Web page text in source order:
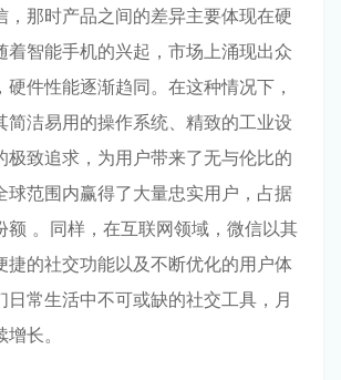
，那时产品之间的差异主要体现在硬
着智能手机的兴起，市场上涌现出众
硬件性能逐渐趋同。在这种情况下，
简洁易用的操作系统、精致的工业设
极致追求，为用户带来了无与伦比的
球范围内赢得了大量忠实用户，占据
额 。同样，在互联网领域，微信以其
捷的社交功能以及不断优化的用户体
日常生活中不可或缺的社交工具，月
长。